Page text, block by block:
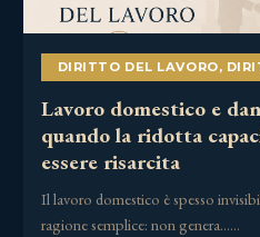
DIRITTO DEL LAVORO,
Lavoro domestico e
quando la ridotta
essere risarcita
Il lavoro domestico è spesso
ragione semplice: non genera……